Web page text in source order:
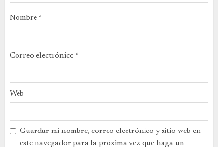
Nombre *
Correo electrónico *
Web
Guardar mi nombre, correo electrónico y sitio web en
este navegador para la próxima vez que haga un